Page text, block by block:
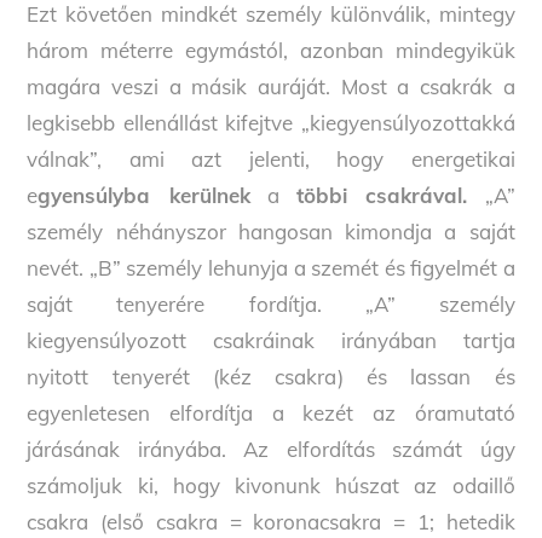
Ezt követően mindkét személy különválik, mintegy
három méterre egymástól, azonban mindegyikük
magára veszi a másik auráját. Most a csakrák a
legkisebb ellenállást kifejtve „kiegyensúlyozottakká
válnak”, ami azt jelenti, hogy energetikai
egyensúlyba kerülnekatöbbi csakrával. „A”
személy néhányszor hangosan kimondja a saját
nevét. „B” személy lehunyja a szemét és figyelmét a
saját tenyerére fordítja. „A” személy
kiegyensúlyozott csakráinak irányában tartja
nyitott tenyerét (kéz csakra) és lassan és
egyenletesen elfordítja a kezét az óramutató
járásának irányába. Az elfordítás számát úgy
számoljuk ki, hogy kivonunk húszat az odaillő
csakra (első csakra = koronacsakra = 1; hetedik